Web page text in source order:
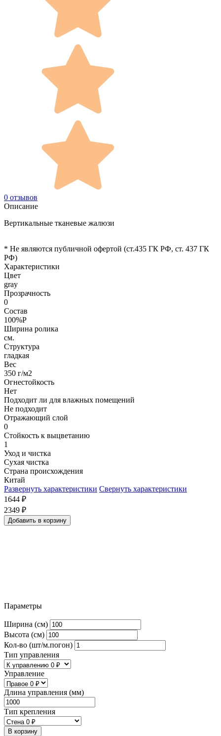
0 отзывов
Описание
Вертикальные тканевые жалюзи
* Не являются публичной офертой (ст.435 ГК РФ, cт. 437 ГК
РФ)
Характеристики
Цвет
gray
Прозрачность
0
Состав
100%P
Ширина ролика
см.
Структура
гладкая
Вес
350 г/м2
Огнестойкость
Нет
Подходит ли для влажных помещений
Не подходит
Отражающий слой
0
Стойкость к выцветанию
1
Уход и чистка
Сухая чистка
Страна происхождения
Китай
Развернуть характеристики Свернуть характеристики
1644 ₽
2349 ₽
Добавить в корзину
Параметры
Ширина (см)
Высота (см)
Кол-во (шт/м.погон)
Тип управления
Управление
Длина управления (мм)
Тип крепления
В корзину